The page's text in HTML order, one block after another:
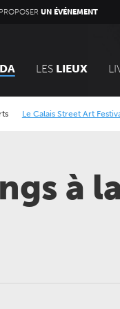
PROPOSERUN ÉVÉNEMENT
LES LIEUX
Street Art Festival/
à